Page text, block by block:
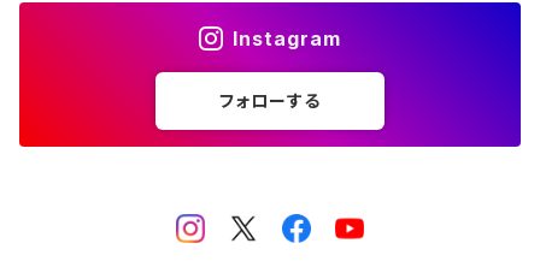
カップ Cup
Instagram
フォローする